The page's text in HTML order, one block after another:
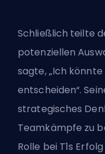
Schließlich teilte
potenziellen
sagte, „Ich
entscheiden“.
strategisches
Teamkämpfe zu
Rolle bei T1s